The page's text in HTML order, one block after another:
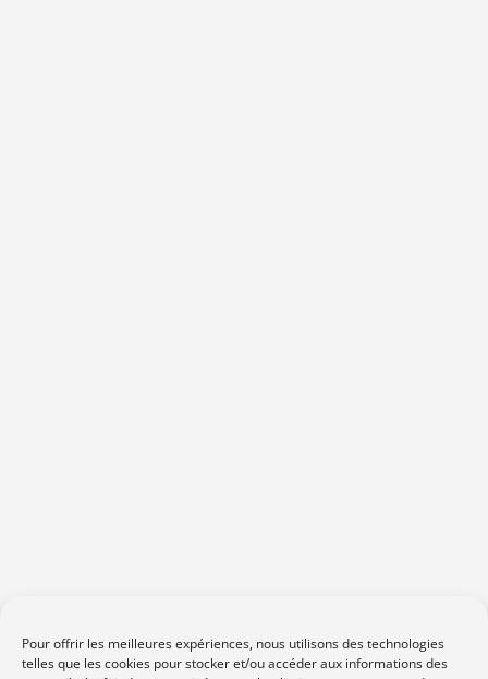
Pour offrir les meilleures expériences, nous utilisons des technologies
telles que les cookies pour stocker et/ou accéder aux informations des